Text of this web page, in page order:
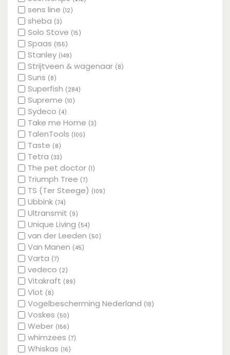
sens line (12)
sheba (3)
Solo Stove (15)
Spaas (155)
Stanley (149)
Strijtveen & wagenaar (8)
Suns (8)
Superfish (284)
Supreme (10)
Sydeco (4)
Take me Home (3)
TalenTools (100)
Taste (8)
Tetra (33)
The pet doctor (1)
Triumph Tree (7)
TS (Ter Steege) (109)
Ubbink (74)
Ultransmit (9)
Unique Living (54)
van der Leeden (50)
Van Manen (45)
Varta (7)
vedeco (2)
Vitakraft (89)
Vlot (8)
Vogelbescherming Nederland (18)
Voskes (50)
Weber (156)
whimzees (7)
Whiskas (16)